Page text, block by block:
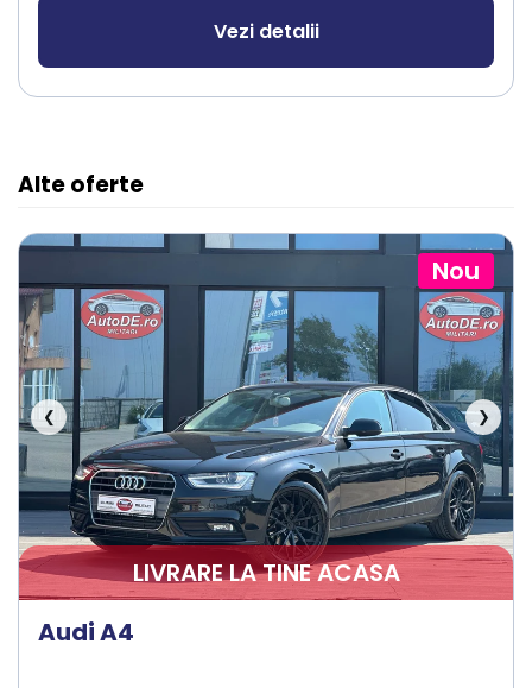
Vezi detalii
Alte oferte
Nou
❮ ❯
LIVRARE LA TINE ACASA
Audi A4